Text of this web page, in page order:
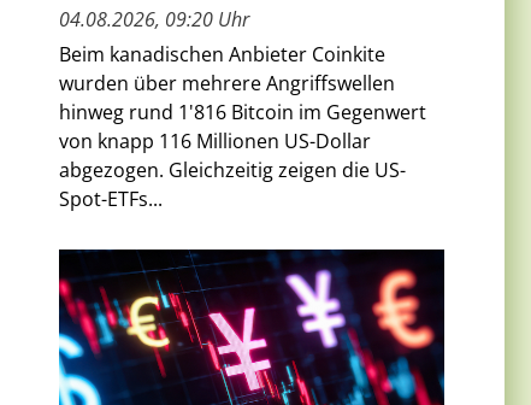
04.08.2026, 09:20 Uhr
Beim kanadischen Anbieter Coinkite
wurden über mehrere Angriffswellen
hinweg rund 1'816 Bitcoin im Gegenwert
von knapp 116 Millionen US-Dollar
abgezogen. Gleichzeitig zeigen die US-
Spot-ETFs...